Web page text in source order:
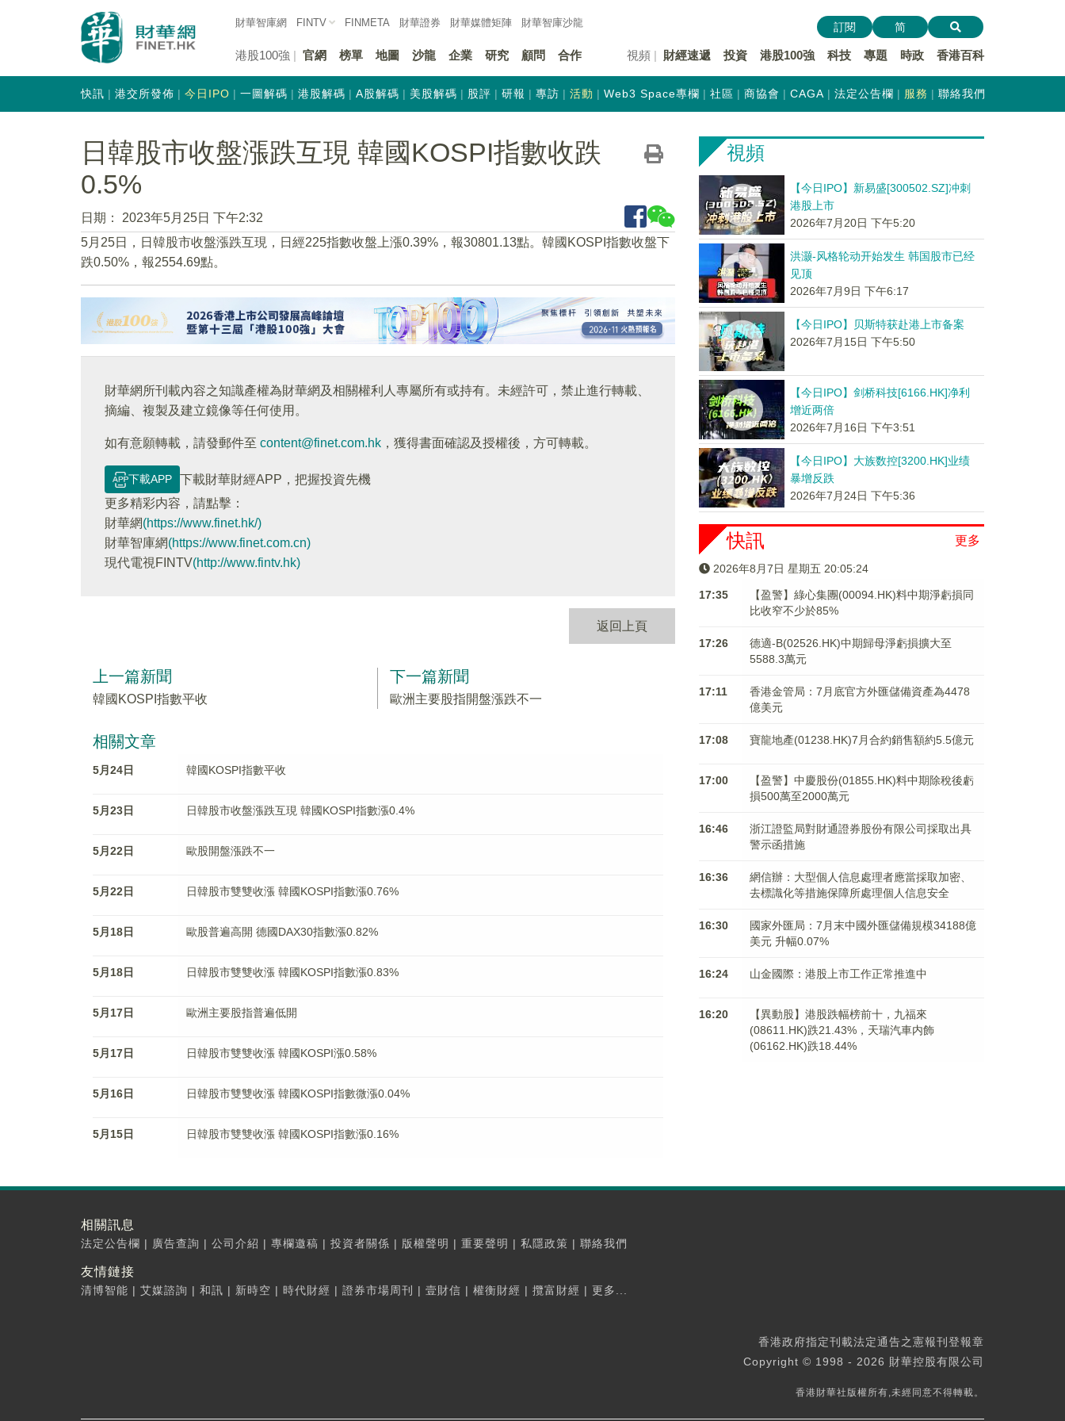
財華智庫網 FINTV FINMETA 財華證券 財華媒體矩陣 財華智庫沙龍
港股100強 官網 榜單 地圖 沙龍 企業 研究 顧問 合作 視頻 財經速遞 投資 港股100強 科技 專題 時政 香港百科
訂閱 简
快訊 港交所發佈 今日IPO 一圖解碼 港股解碼 A股解碼 美股解碼 股評 研報 專訪 活動 Web3 Space專欄 社區 商協會 CAGA 法定公告欄 服務 聯絡我們
日韓股市收盤漲跌互現 韓國KOSPI指數收跌
0.5%
日期：
2023年5月25日 下午2:32
5月25日，日韓股市收盤漲跌互現，日經225指數收盤上漲0.39%，報30801.13點。韓國KOSPI指數收盤下
跌0.50%，報2554.69點。
財華網所刊載內容之知識產權為財華網及相關權利人專屬所有或持有。未經許可，禁止進行轉載、
摘編、複製及建立鏡像等任何使用。
如有意願轉載，請發郵件至 content@finet.com.hk ，獲得書面確認及授權後，方可轉載。
下載APP
下載財華財經APP，把握投資先機
更多精彩内容，請點擊：
財華網(https://www.finet.hk/)
財華智庫網(https://www.finet.com.cn)
現代電視FINTV(http://www.fintv.hk)
返回上頁
上一篇新聞
韓國KOSPI指數平收
下一篇新聞
歐洲主要股指開盤漲跌不一
相關文章
5月24日 韓國KOSPI指數平收
5月23日 日韓股市收盤漲跌互現 韓國KOSPI指數漲0.4%
5月22日 歐股開盤漲跌不一
5月22日 日韓股市雙雙收漲 韓國KOSPI指數漲0.76%
5月18日 歐股普遍高開 德國DAX30指數漲0.82%
5月18日 日韓股市雙雙收漲 韓國KOSPI指數漲0.83%
5月17日 歐洲主要股指普遍低開
5月17日 日韓股市雙雙收漲 韓國KOSPI漲0.58%
5月16日 日韓股市雙雙收漲 韓國KOSPI指數微漲0.04%
5月15日 日韓股市雙雙收漲 韓國KOSPI指數漲0.16%
視頻
【今日IPO】新易盛[300502.SZ]冲刺
港股上市
2026年7月20日 下午5:20
洪灏-风格轮动开始发生 韩国股市已经
见顶
2026年7月9日 下午6:17
【今日IPO】贝斯特获赴港上市备案
2026年7月15日 下午5:50
【今日IPO】剑桥科技[6166.HK]净利
增近两倍
2026年7月16日 下午3:51
【今日IPO】大族数控[3200.HK]业绩
暴增反跌
2026年7月24日 下午5:36
更多
快訊
2026年8月7日 星期五 20:05:24
17:35
【盈警】綠心集團(00094.HK)料中期淨虧損同
比收窄不少於85%
17:26
德適-B(02526.HK)中期歸母淨虧損擴大至
5588.3萬元
17:11
香港金管局：7月底官方外匯儲備資產為4478
億美元
17:08 寶龍地產(01238.HK)7月合約銷售額約5.5億元
17:00
【盈警】中慶股份(01855.HK)料中期除稅後虧
損500萬至2000萬元
16:46
浙江證監局對財通證券股份有限公司採取出具
警示函措施
16:36
網信辦：大型個人信息處理者應當採取加密、
去標識化等措施保障所處理個人信息安全
16:30
國家外匯局：7月末中國外匯儲備規模34188億
美元 升幅0.07%
16:24 山金國際：港股上市工作正常推進中
16:20
【異動股】港股跌幅榜前十，九福來
(08611.HK)跌21.43%，天瑞汽車内飾
(06162.HK)跌18.44%
相關訊息
法定公告欄 | 廣告查詢 | 公司介紹 | 專欄邀稿 | 投資者關係 | 版權聲明 | 重要聲明 | 私隱政策 | 聯絡我們
友情鏈接
清博智能 | 艾媒諮詢 | 和訊 | 新時空 | 時代財經 | 證券市場周刊 | 壹財信 | 權衡財經 | 攬富財經 | 更多...
香港政府指定刊載法定通告之憲報刊登報章
Copyright © 1998 - 2026 財華控股有限公司
香港財華社版權所有,未經同意不得轉載。